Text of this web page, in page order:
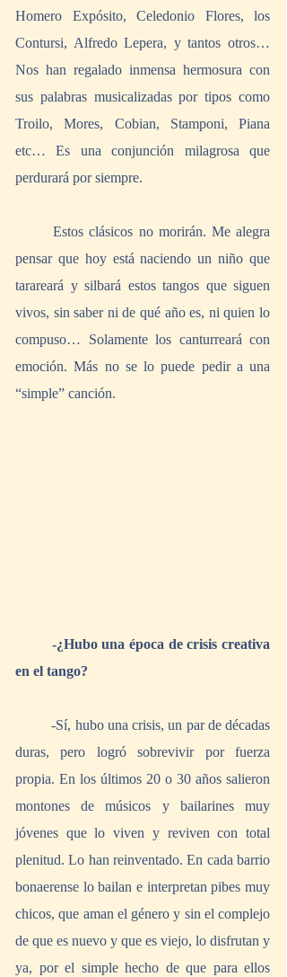
Homero Expósito, Celedonio Flores, los
Contursi, Alfredo Lepera, y tantos otros…
Nos han regalado inmensa hermosura con
sus palabras musicalizadas por tipos como
Troilo, Mores, Cobian, Stamponi, Piana
etc… Es una conjunción milagrosa que
perdurará por siempre.
	Estos clásicos no morirán. Me alegra
pensar que hoy está naciendo un niño que
tarareará y silbará estos tangos que siguen
vivos, sin saber ni de qué año es, ni quien lo
compuso… Solamente los canturreará con
emoción. Más no se lo puede pedir a una
“simple” canción.
-¿Hubo una época de crisis creativa
en el tango?
	-Sí, hubo una crisis, un par de décadas
duras, pero logró sobrevivir por fuerza
propia. En los últimos 20 o 30 años salieron
montones de músicos y bailarines muy
jóvenes que lo viven y reviven con total
plenitud. Lo han reinventado. En cada barrio
bonaerense lo bailan e interpretan pibes muy
chicos, que aman el género y sin el complejo
de que es nuevo y que es viejo, lo disfrutan y
ya, por el simple hecho de que para ellos